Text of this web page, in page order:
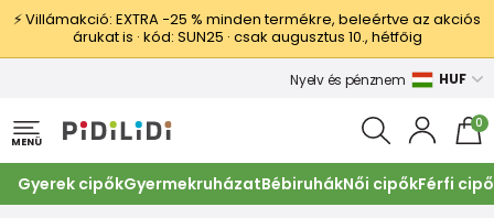
⚡ Villámakció: EXTRA −25 % minden termékre, beleértve az akciós
árukat is · kód: SUN25 · csak augusztus 10., hétfőig
Nyelv és pénznem HUF
MENÜ
0
Gyerek cipőkGyermekruházatBébiruhákNői cipőkFérfi